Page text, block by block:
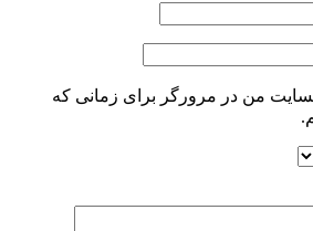
من در مرورگر برای زمانی که